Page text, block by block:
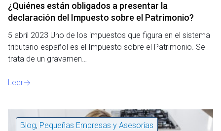
¿Quiénes están obligados a presentar la
declaración del Impuesto sobre el Patrimonio?
5 abril 2023 Uno de los impuestos que figura en el sistema
tributario español es el Impuesto sobre el Patrimonio. Se
trata de un gravamen…
Leer
Blog, Pequeñas Empresas y Asesorías